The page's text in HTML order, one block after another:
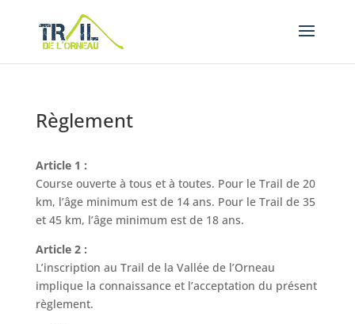
Règlement
Article 1 :
Course ouverte à tous et à toutes. Pour le Trail de 20
km, l’âge minimum est de 14 ans. Pour le Trail de 35
et 45 km, l’âge minimum est de 18 ans.
Article 2 :
L’inscription au Trail de la Vallée de l’Orneau
implique la connaissance et l’acceptation du présent
règlement.